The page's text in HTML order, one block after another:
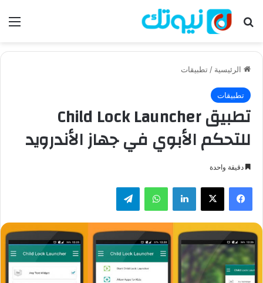
بحث عن
الرئيسية / تطبيقات
تطبيقات
تطبيق Child Lock Launcher
للتحكم الأبوي في جهاز الأندرويد
دقيقة واحدة
فيسبوك لينكدإن واتساب